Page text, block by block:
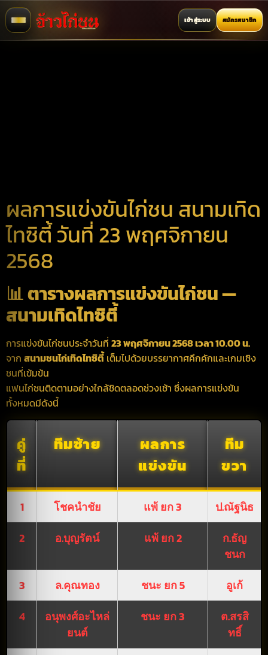
เข้าสู่ระบบ สมัครสมาชิก
ผลการแข่งขันไก่ชน สนามเทิด
ไทซิตี้ วันที่ 23 พฤศจิกายน
2568
📊 ตารางผลการแข่งขันไก่ชน —
สนามเทิดไทซิตี้
การแข่งขันไก่ชนประจำวันที่ 23 พฤศจิกายน 2568 เวลา 10.00 น.
จาก สนามชนไก่เทิดไทซิตี้เต็มไปด้วยบรรยากาศคึกคักและเกมเชิง
ชนที่เข้มข้น
แฟนไก่ชนติดตามอย่างใกล้ชิดตลอดช่วงเช้า ซึ่งผลการแข่งขัน
ทั้งหมดมีดังนี้
คู่
ที่
ทีมซ้าย
ผลการ
แข่งขัน
ทีม
ขวา
1 โชคนำชัย แพ้ ยก 3
ป.ณัฐนิธ
2
อ.บุญรัตน์ แพ้ ยก 2
ก.ธัญ
ชนก
3
ล.คุณทอง ชนะ ยก 5
อูเก้
4
อนุพงศ์อะไหล่
ยนต์
ชนะ ยก 3
ต.สรสิ
ทธิ์